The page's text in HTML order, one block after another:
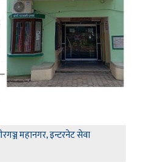
महानगर, इन्टरनेट सेवा